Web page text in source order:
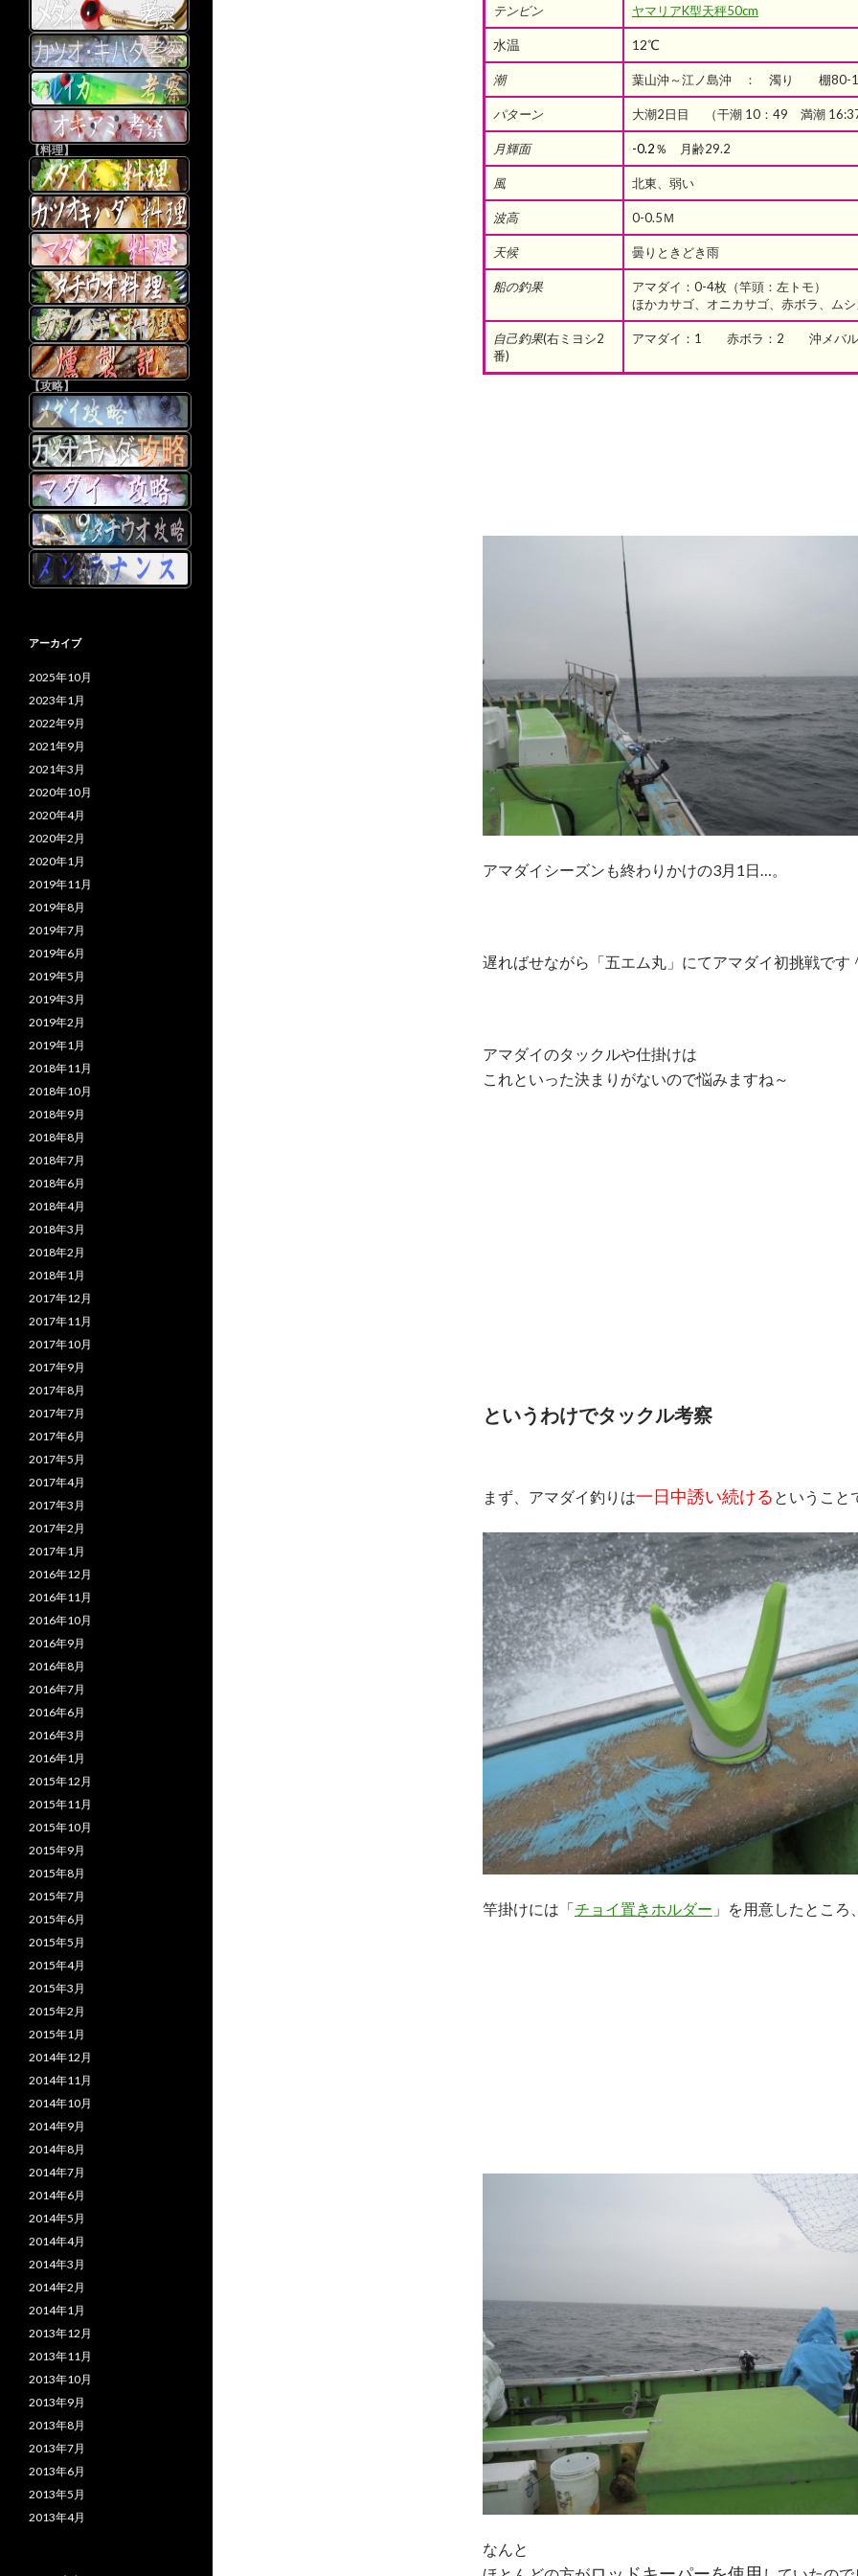
テンビン ヤマリアK型天秤50cm
水温 12℃
潮 葉山沖～江ノ島沖 ： 濁り 棚80-
パターン 大潮2日目 （干潮 10：49 満潮
月輝面 -0.2％ 月齢29.2
風 北東、弱い
波高 0-0.5Ｍ
天候 曇りときどき雨
船の釣果
アマダイ：0-4枚（竿頭：左トモ）
ほかカサゴ、オニカサゴ、赤ボラ、ム
自己釣果(右ミヨシ2
番)
アマダイ：1 赤ボラ：2 沖メバ
アマダイシーズンも終わりかけの3月1日…。
遅ればせながら「五エム丸」にてアマダイ初挑戦です
アマダイのタックルや仕掛けは
これといった決まりがないので悩みますね～
というわけでタックル考察
まず、アマダイ釣りは一日中誘い続ける ということ
竿掛けには「チョイ置きホルダー 」を用意したところ
なんと
【料理】
【攻略】
アーカイブ
2025年10月
2023年1月
2022年9月
2021年9月
2021年3月
2020年10月
2020年4月
2020年2月
2020年1月
2019年11月
2019年8月
2019年7月
2019年6月
2019年5月
2019年3月
2019年2月
2019年1月
2018年11月
2018年10月
2018年9月
2018年8月
2018年7月
2018年6月
2018年4月
2018年3月
2018年2月
2018年1月
2017年12月
2017年11月
2017年10月
2017年9月
2017年8月
2017年7月
2017年6月
2017年5月
2017年4月
2017年3月
2017年2月
2017年1月
2016年12月
2016年11月
2016年10月
2016年9月
2016年8月
2016年7月
2016年6月
2016年3月
2016年1月
2015年12月
2015年11月
2015年10月
2015年9月
2015年8月
2015年7月
2015年6月
2015年5月
2015年4月
2015年3月
2015年2月
2015年1月
2014年12月
2014年11月
2014年10月
2014年9月
2014年8月
2014年7月
2014年6月
2014年5月
2014年4月
2014年3月
2014年2月
2014年1月
2013年12月
2013年11月
2013年10月
2013年9月
2013年8月
2013年7月
2013年6月
2013年5月
2013年4月